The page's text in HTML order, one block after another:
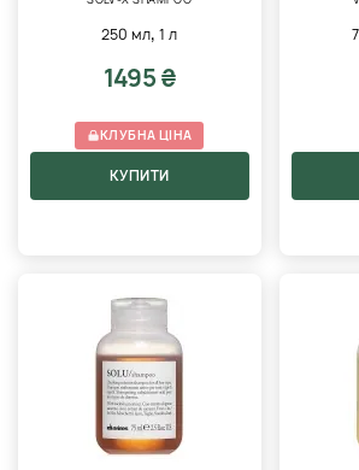
250 мл,1 л
1495 ₴
КЛУБНА ЦІНА
КУПИТИ